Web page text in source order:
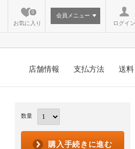
お気に入り
0
会員メニュー
ログイン
店舗情報 支払方法 送料
数量
購入手続きに進む